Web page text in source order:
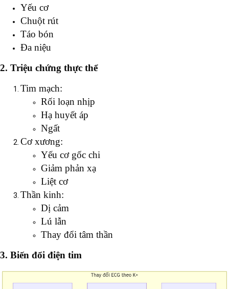
Yếu cơ
Chuột rút
Táo bón
Đa niệu
2. Triệu chứng thực thể
Tim mạch:
Rối loạn nhịp
Hạ huyết áp
Ngất
Cơ xương:
Yếu cơ gốc chi
Giảm phản xạ
Liệt cơ
Thần kinh:
Dị cảm
Lú lẫn
Thay đổi tâm thần
3. Biến đổi điện tim